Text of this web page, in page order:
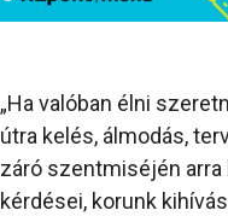
„Ha valóban élni
útra kelés, álmodás,
záró szentmiséjén arra
kérdései, korunk